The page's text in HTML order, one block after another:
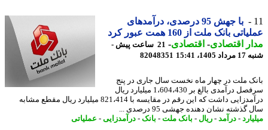
با جهش 95 درصدی، درآمدهای
بانک ملت از 160 همت عبور کرد
اقتصادی-اقتصادی-
21 ساعت پیش -
15:41
82048351
ملت در چهار ماه نخست سال جاری در پنج
سرفصل درآمدی بالغ بر 1،604،430 میلیارد ریال
درآمدزایی داشت که این رقم در مقایسه با 821،414 میلیارد ریال مقطع مشابه
نشان دهنده جهشی 95 درصدی ...
-درآمد- ریال -بانک ملت -بانک -درآمدزایی- عملیاتی